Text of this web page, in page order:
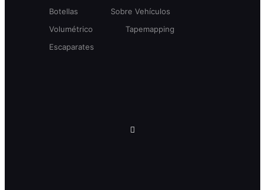
Botellas
Sobre Vehículos
Volumétrico
Tapemapping
Escaparates